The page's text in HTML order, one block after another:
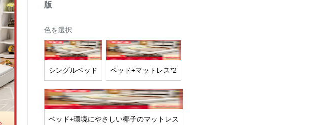
版
色を選択
シングルベッド ベッド+マットレス*2
ベッド+環境にやさしい椰子のマットレス